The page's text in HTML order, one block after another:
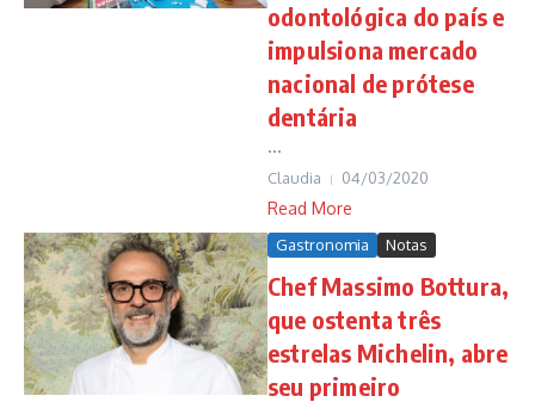
odontológica do país e
impulsiona mercado
nacional de prótese
dentária
...
Claudia 04/03/2020
Read More
Gastronomia Notas
Chef Massimo Bottura,
que ostenta três
estrelas Michelin, abre
seu primeiro